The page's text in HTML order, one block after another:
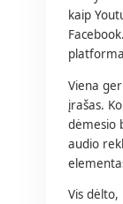
kaip
Viena
įrašas.
dėmesio
audio
Vis